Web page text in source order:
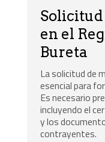
en el
Bureta
La solicitud de
esencial para
Es necesario
incluyendo el
y los
contrayentes.